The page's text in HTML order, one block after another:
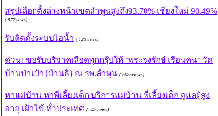
สรุปเลือกตั้งล่วงหน้าเขตลำพูนสูงถึง93.70% เชียงใหม่ 90.49%
( 977views)
รับติดตั้งระบบไอน้ำ ( 723views)
ด่วน! ขอรับบริจาคเลือดทุกกรุ๊ปให้ "พระจงรักษ์ เรือนคน" วัด
บ้านป่าเป้า{บ้านธิ} ณ รพ.ลำพูน ( 5075views)
หาแม่บ้าน หาพี่เลี้ยงเด็ก บริการแม่บ้าน พี่เลี้ยงเด็ก ดูแลผู้สูง
อายุ เฝ้าไข้ ทั่วประเทศ ( 747views)